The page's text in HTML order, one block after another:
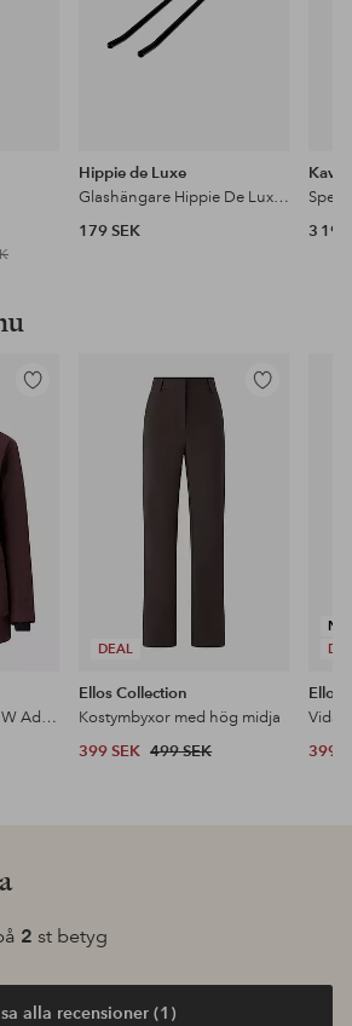
Hippie de Luxe
Glashängare Hippie De Luxe 3 glas tak
179 SEK
Kave
3 199
Lägg
favoriter
Parkas Padded Parka W Adjustable Waist
DEAL
Lägg
Ellos Collection
Kostymbyxor med hög midja
399 SEK 499 SEK
Ellos
399
2 st betyg
alla recensioner (1)